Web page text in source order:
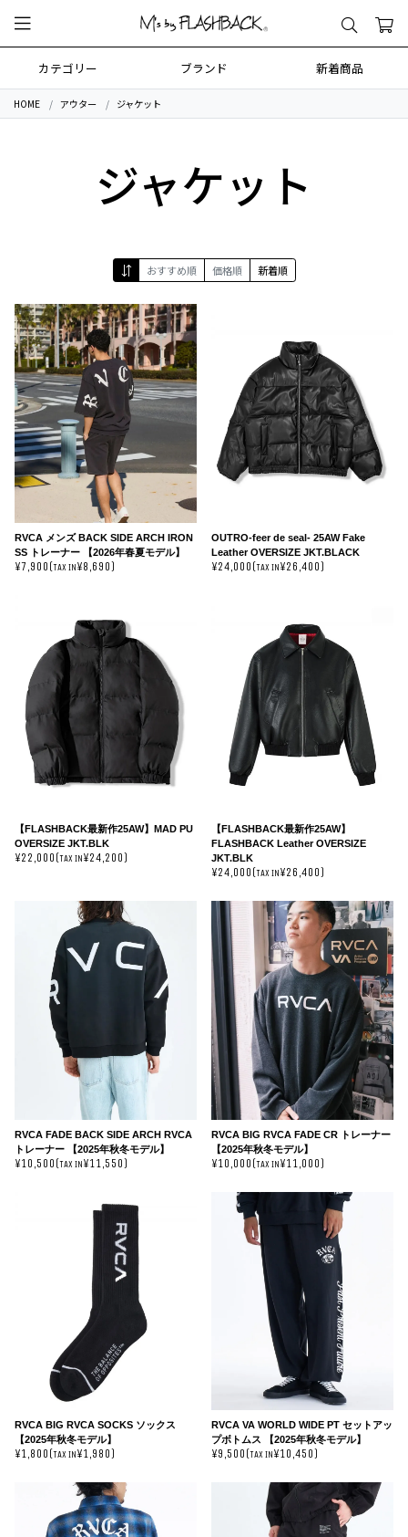
カテゴリー ブランド 新着商品
HOME アウター ジャケット
ジャケット
おすすめ順 価格順 新着順
RVCA メンズ BACK SIDE ARCH IRON
SS トレーナー 【2026年春夏モデル】
¥7,900(TAX IN¥8,690)
OUTRO-feer de seal- 25AW Fake
Leather OVERSIZE JKT.BLACK
¥24,000(TAX IN¥26,400)
【FLASHBACK最新作25AW】MAD PU
OVERSIZE JKT.BLK
¥22,000(TAX IN¥24,200)
【FLASHBACK最新作25AW】
FLASHBACK Leather OVERSIZE
JKT.BLK
¥24,000(TAX IN¥26,400)
RVCA FADE BACK SIDE ARCH RVCA
トレーナー 【2025年秋冬モデル】
¥10,500(TAX IN¥11,550)
RVCA BIG RVCA FADE CR トレーナー
【2025年秋冬モデル】
¥10,000(TAX IN¥11,000)
RVCA BIG RVCA SOCKS ソックス
【2025年秋冬モデル】
¥1,800(TAX IN¥1,980)
RVCA VA WORLD WIDE PT セットアッ
プボトムス 【2025年秋冬モデル】
¥9,500(TAX IN¥10,450)